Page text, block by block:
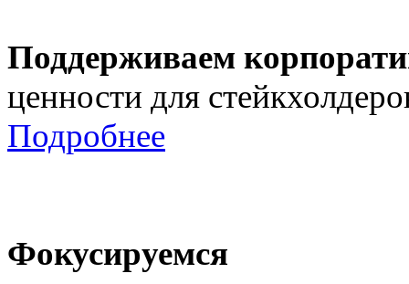
Поддерживаем
ценности для
Подробнее
Фокусируемся